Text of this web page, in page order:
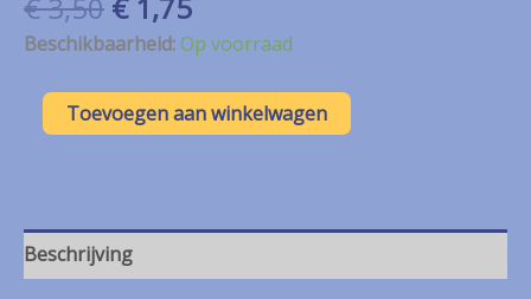
prijs
€ 3,50.
prijs
is:
€ 1,75.
Beschikbaarheid:Op voorraad
Taupe
hartjes
bloem
NIEUW
Toevoegen aan winkelwagen
Beschrijving